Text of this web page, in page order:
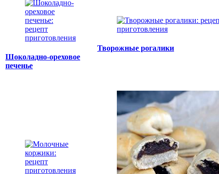
Шоколадно-ореховое
печенье
Творожные рогалики